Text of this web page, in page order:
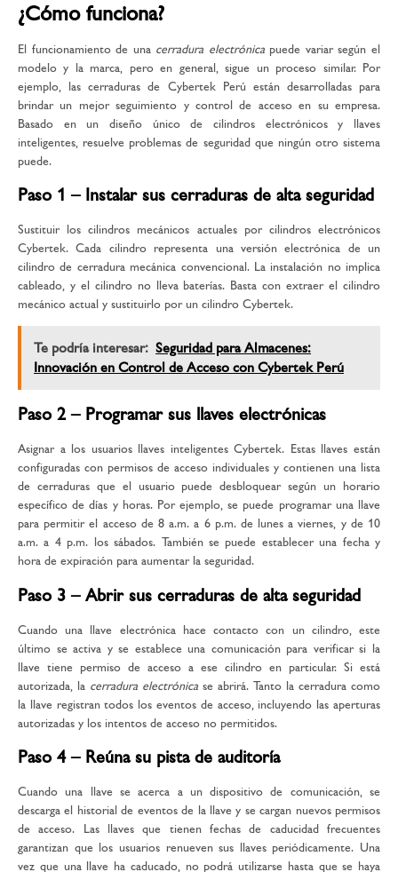
¿Cómo funciona?
El funcionamiento de una cerradura electrónicapuede variar según el
modelo y la marca, pero en general, sigue un proceso similar. Por
ejemplo, las cerraduras de Cybertek Perú están desarrolladas para
brindar un mejor seguimiento y control de acceso en su empresa.
Basado en un diseño único de cilindros electrónicos y llaves
inteligentes, resuelve problemas de seguridad que ningún otro sistema
puede.
Paso 1 – Instalar sus cerraduras de alta seguridad
Sustituir los cilindros mecánicos actuales por cilindros electrónicos
Cybertek. Cada cilindro representa una versión electrónica de un
cilindro de cerradura mecánica convencional. La instalación no implica
cableado, y el cilindro no lleva baterías. Basta con extraer el cilindro
mecánico actual y sustituirlo por un cilindro Cybertek.
Te podría interesar: Seguridad para Almacenes:
Innovación en Control de Acceso con Cybertek Perú
Paso 2 – Programar sus llaves electrónicas
Asignar a los usuarios llaves inteligentes Cybertek. Estas llaves están
configuradas con permisos de acceso individuales y contienen una lista
de cerraduras que el usuario puede desbloquear según un horario
específico de días y horas. Por ejemplo, se puede programar una llave
para permitir el acceso de 8 a.m. a 6 p.m. de lunes a viernes, y de 10
a.m. a 4 p.m. los sábados. También se puede establecer una fecha y
hora de expiración para aumentar la seguridad.
Paso 3 – Abrir sus cerraduras de alta seguridad
Cuando una llave electrónica hace contacto con un cilindro, este
último se activa y se establece una comunicación para verificar si la
llave tiene permiso de acceso a ese cilindro en particular. Si está
autorizada, la cerradura electrónica se abrirá. Tanto la cerradura como
la llave registran todos los eventos de acceso, incluyendo las aperturas
autorizadas y los intentos de acceso no permitidos.
Paso 4 – Reúna su pista de auditoría
Cuando una llave se acerca a un dispositivo de comunicación, se
descarga el historial de eventos de la llave y se cargan nuevos permisos
de acceso. Las llaves que tienen fechas de caducidad frecuentes
garantizan que los usuarios renueven sus llaves periódicamente. Una
vez que una llave ha caducado, no podrá utilizarse hasta que se haya